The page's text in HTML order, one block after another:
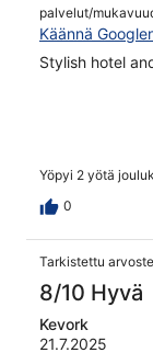
palvelut/
Käännä
Stylish hotel
Yöpyi 2 yötä
0
Tarkistettu
8/10 Hyvä
Kevork
21.7.2025